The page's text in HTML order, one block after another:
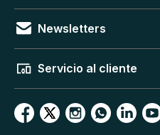
Newsletters
Servicio al cliente